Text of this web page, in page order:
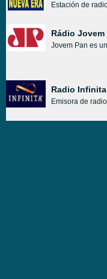
Estación de
Rádio Jovem
Jovem Pan es
Radio
Emisora de